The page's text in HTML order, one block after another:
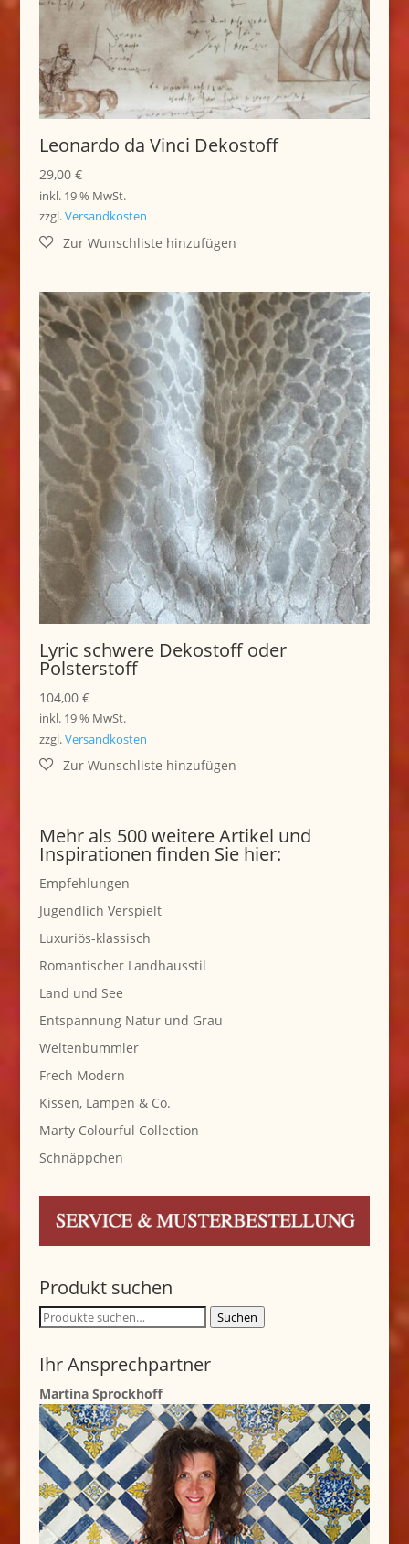
Leonardo da Vinci Dekostoff
29,00 €
inkl. 19 % MwSt.
zzgl.Versandkosten
Lyric schwere Dekostoff oder
Polsterstoff
104,00 €
inkl. 19 % MwSt.
zzgl.Versandkosten
Mehr als 500 weitere Artikel und
Inspirationen finden Sie hier:
Empfehlungen
Jugendlich Verspielt
Luxuriös-klassisch
Romantischer Landhausstil
Land und See
Entspannung Natur und Grau
Weltenbummler
Frech Modern
Kissen, Lampen & Co.
Marty Colourful Collection
Schnäppchen
Produkt suchen
Suche
Suchen
Ihr Ansprechpartner
Martina Sprockhoff